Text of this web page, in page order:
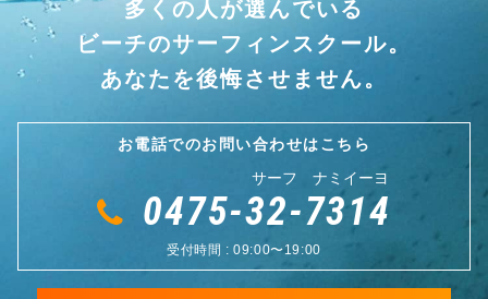
一松海岸 波情報
状態 風
07:42
多くの人が選んでいる
ビーチのサーフィンスクール。
あなたを後悔させません。
お電話でのお問い合わせはこちら
サーフ ナミイーヨ
0475-32-7314
受付時間 : 09:00〜19:00